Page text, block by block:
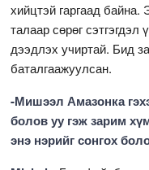
хийцтэй гаргаад байна.
талаар сөрөг
дээдлэх учиртай. Бид
баталгаажуулсан.
-Мишээл Амазонка
болов уу гэж зарим
энэ нэрийг сонгох